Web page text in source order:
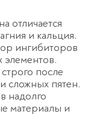
отличается
и кальция.
ингибиторов
элементов.
после
сложных пятен.
надолго
материалы и